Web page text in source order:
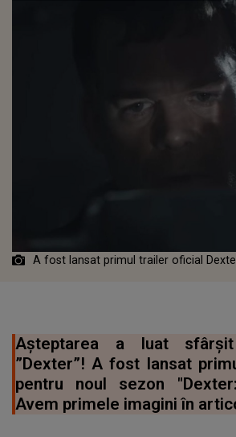
A fost lansat primul trailer oficial
Așteptarea a luat
”Dexter”! A fost lansat
pentru noul sezon
Avem primele imagini în